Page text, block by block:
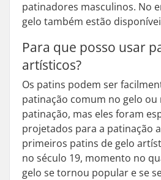
patinadores masculinos. No
gelo também estão
Para que posso usar
artísticos?
Os patins podem ser
patinação comum no gelo ou
patinação, mas eles foram
projetados para a patinação
primeiros patins de gelo
no século 19, momento no
gelo se tornou popular e se